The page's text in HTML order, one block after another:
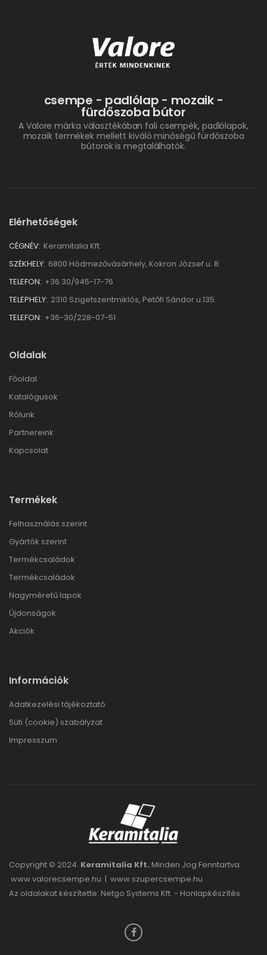
csempe - padlólap - mozaik -
fürdőszoba bútor
A Valore márka választékában fali csempék, padlólapok,
mozaik termékek mellett kiváló minőségű fürdőszoba
bútorok is megtalálhatók.
Elérhetőségek
CÉGNÉV: Keramitalia Kft.
SZÉKHELY: 6800 Hódmezővásárhely, Kokron József u. 8.
TELEFON: +36 30/945-17-76
TELEPHELY: 2310 Szigetszentmiklós, Petőfi Sándor u.135.
TELEFON: +36-30/228-07-51
Oldalak
Főoldal
Katalógusok
Rólunk
Partnereink
Kapcsolat
Termékek
Felhasználás szerint
Gyártók szerint
Termékcsaládok
Termékcsaládok
Nagyméretű lapok
Újdonságok
Akciók
Információk
Adatkezelési tájékoztató
Süti (cookie) szabályzat
Impresszum
Copyright © 2024. Keramitalia Kft. Minden Jog Fenntartva.
www.valorecsempe.hu | www.szupercsempe.hu
Az oldalakat készítette: Netgo Systems Kft. - Honlapkészítés